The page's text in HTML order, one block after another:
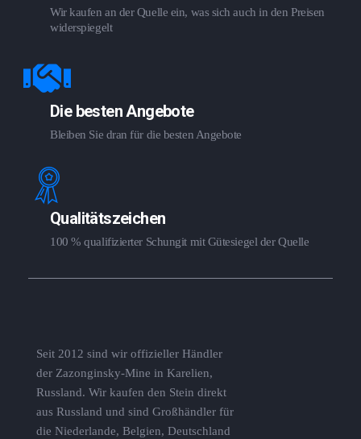
Wir kaufen an der Quelle ein, was sich auch in den Preisen
widerspiegelt
Die besten Angebote
Bleiben Sie dran für die besten Angebote
Qualitätszeichen
100 % qualifizierter Schungit mit Gütesiegel der Quelle
Seit 2012 sind wir offizieller Händler
der Zazonginsky-Mine in Karelien,
Russland. Wir kaufen den Stein direkt
aus Russland und sind Großhändler für
die Niederlande, Belgien, Deutschland